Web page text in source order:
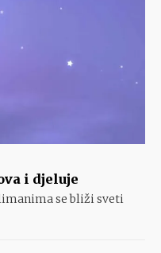
i djeluje
se bliži sveti